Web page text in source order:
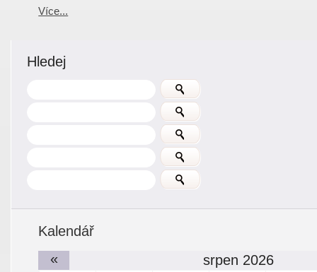
Více...
Hledej
Kalendář
«
srpen 2026